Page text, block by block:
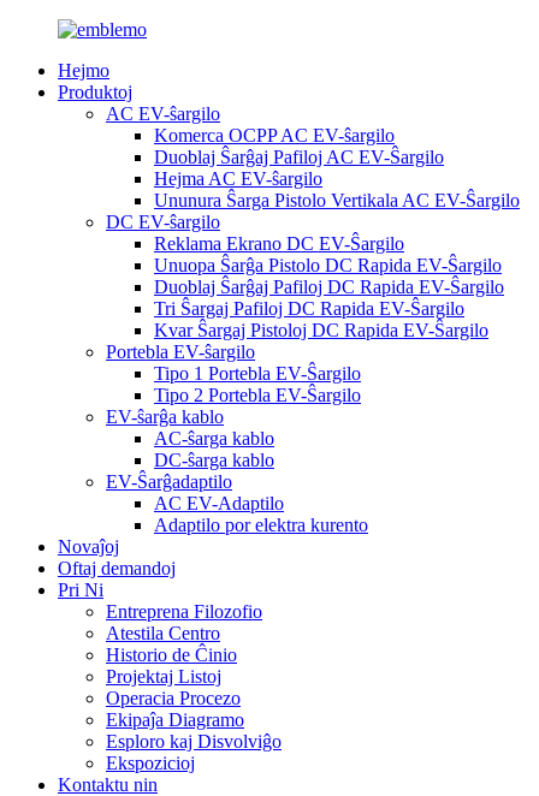
Hejmo
Produktoj
AC EV-ŝargilo
Komerca OCPP AC EV-ŝargilo
Duoblaj Ŝarĝaj Pafiloj AC EV-Ŝargilo
Hejma AC EV-ŝargilo
Ununura Ŝarga Pistolo Vertikala AC EV-Ŝargilo
DC EV-ŝargilo
Reklama Ekrano DC EV-Ŝargilo
Unuopa Ŝarĝa Pistolo DC Rapida EV-Ŝargilo
Duoblaj Ŝarĝaj Pafiloj DC Rapida EV-Ŝargilo
Tri Ŝargaj Pafiloj DC Rapida EV-Ŝargilo
Kvar Ŝargaj Pistoloj DC Rapida EV-Ŝargilo
Portebla EV-ŝargilo
Tipo 1 Portebla EV-Ŝargilo
Tipo 2 Portebla EV-Ŝargilo
EV-ŝarĝa kablo
AC-ŝarga kablo
DC-ŝarga kablo
EV-Ŝarĝadaptilo
AC EV-Adaptilo
Adaptilo por elektra kurento
Novaĵoj
Oftaj demandoj
Pri Ni
Entreprena Filozofio
Atestila Centro
Historio de Ĉinio
Projektaj Listoj
Operacia Procezo
Ekipaĵa Diagramo
Esploro kaj Disvolviĝo
Ekspozicioj
Kontaktu nin